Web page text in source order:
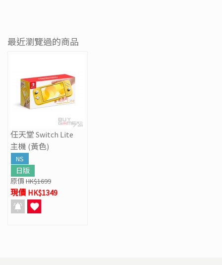
最近瀏覽過的商品
任天堂 Switch Lite
主機 (黃色)
NS
日版
原價 HK$1699
現價 HK$1349